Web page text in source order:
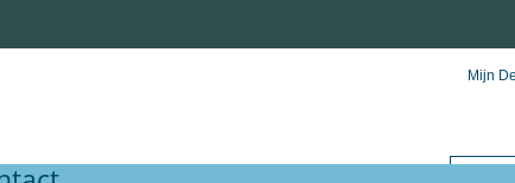
Mijn